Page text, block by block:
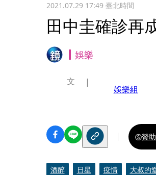
2021.07.29 17:49臺北時間
田中圭確診再
娛樂
文
娛樂組
贊
酒醉 日星 疫情 大叔的